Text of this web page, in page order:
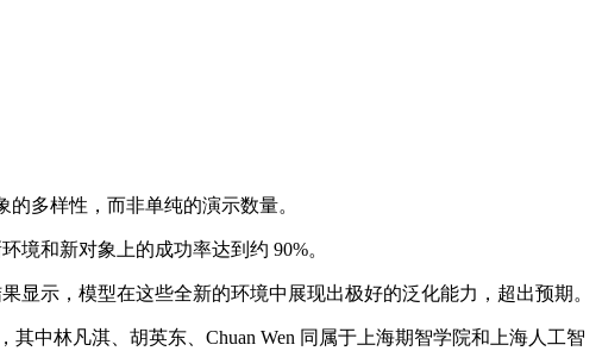
多样性，而非单纯的演示数量。
和新对象上的成功率达到约 90%。
示，模型在这些全新的环境中展现出极好的泛化能力，超出预期。
中林凡淇、胡英东、Chuan Wen 同属于上海期智学院和上海人工智